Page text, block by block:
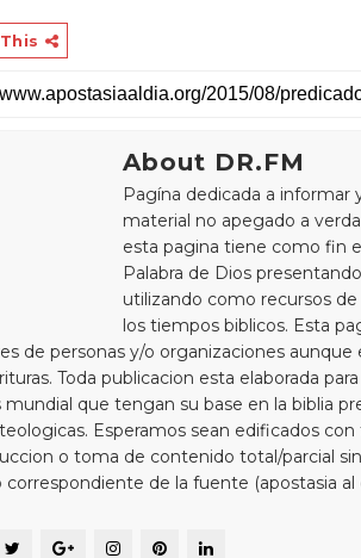
About DR.FM
Pagína dedicada a
material no apegado a
esta pagina tiene como fin
Palabra de Dios
utilizando como recursos
los tiempos biblicos. Esta
de personas y/o organizaciones
Toda publicacion esta elaborada
mundial que tengan su base en la biblia
Esperamos sean edificados
o toma de contenido total/parcial
correspondiente de la fuente (apostasia